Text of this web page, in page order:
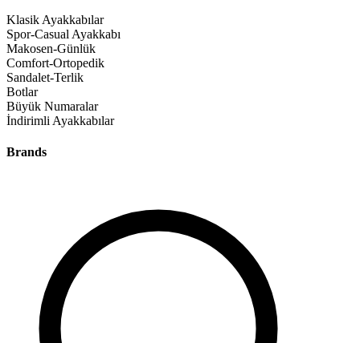
Klasik Ayakkabılar
Spor-Casual Ayakkabı
Makosen-Günlük
Comfort-Ortopedik
Sandalet-Terlik
Botlar
Büyük Numaralar
İndirimli Ayakkabılar
Brands